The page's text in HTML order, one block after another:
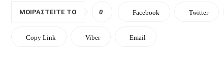
ΜΟΙΡΑΣΤΕΊΤΕ ΤΟ 0 Facebook Twitter
Copy Link Viber Email